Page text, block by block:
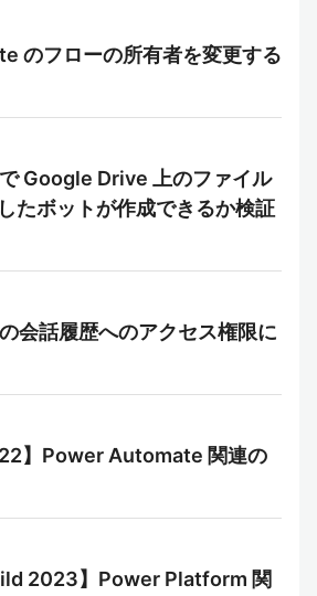
のフローの所有者を変更する
Google Drive 上のファイル
たボットが作成できるか検証
会話履歴へのアクセス権限に
】Power Automate 関連の
2023】Power Platform 関